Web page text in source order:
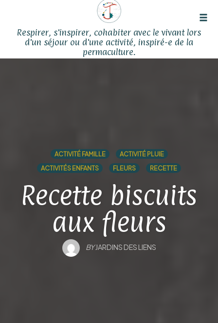
Respirer, s'inspirer, cohabiter avec le vivant lors
d'un séjour ou d'une activité, inspiré-e de la
permaculture.
ACTIVITÉ FAMILLE
ACTIVITÉ PLUIE
ACTIVITÉS ENFANTS
FLEURS RECETTE
Recette biscuits
aux fleurs
BYJARDINS DES LIENS